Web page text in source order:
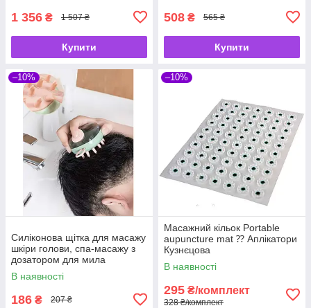
1 356 ₴ 1 507 ₴
Купити
508 ₴ 565 ₴
Купити
–10%
Силіконова щітка для масажу
шкіри голови, спа-масажу з
дозатором для мила
В наявності
186 ₴ 207 ₴
–10%
Масажний кільок Portable
aupuncture mat ⁇ Аплікатори
Кузнєцова
В наявності
295 ₴/комплект
328 ₴/комплект